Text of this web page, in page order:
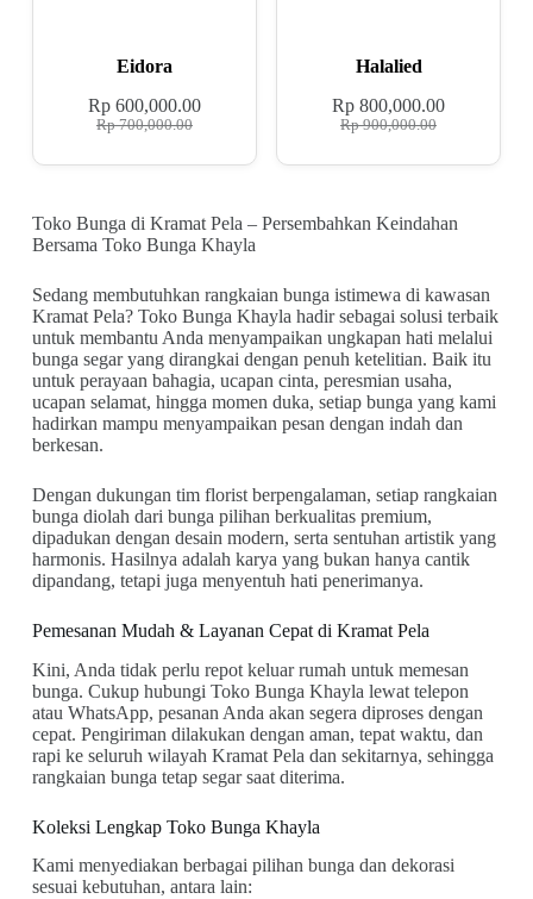
Eidora
Rp700,000.00
Rp600,000.00
Halalied
Rp900,000.00
Rp 800,000.00
Toko Bunga di Kramat Pela – Persembahkan Keindahan
Bersama Toko Bunga Khayla
Sedang membutuhkan rangkaian bunga istimewa di kawasan
Kramat Pela? Toko Bunga Khayla hadir sebagai solusi terbaik
untuk membantu Anda menyampaikan ungkapan hati melalui
bunga segar yang dirangkai dengan penuh ketelitian. Baik itu
untuk perayaan bahagia, ucapan cinta, peresmian usaha,
ucapan selamat, hingga momen duka, setiap bunga yang kami
hadirkan mampu menyampaikan pesan dengan indah dan
berkesan.
Dengan dukungan tim florist berpengalaman, setiap rangkaian
bunga diolah dari bunga pilihan berkualitas premium,
dipadukan dengan desain modern, serta sentuhan artistik yang
harmonis. Hasilnya adalah karya yang bukan hanya cantik
dipandang, tetapi juga menyentuh hati penerimanya.
Pemesanan Mudah & Layanan Cepat di Kramat Pela
Kini, Anda tidak perlu repot keluar rumah untuk memesan
bunga. Cukup hubungi Toko Bunga Khayla lewat telepon
atau WhatsApp, pesanan Anda akan segera diproses dengan
cepat. Pengiriman dilakukan dengan aman, tepat waktu, dan
rapi ke seluruh wilayah Kramat Pela dan sekitarnya, sehingga
rangkaian bunga tetap segar saat diterima.
Koleksi Lengkap Toko Bunga Khayla
Kami menyediakan berbagai pilihan bunga dan dekorasi
sesuai kebutuhan, antara lain: